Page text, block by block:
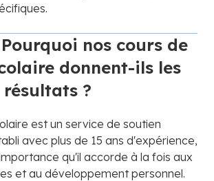
Pourquoi nos cours de
donnent-ils les
?
est un service de soutien
avec plus de 15 ans d'expérience,
qu'il accorde à la fois aux
et au développement personnel.